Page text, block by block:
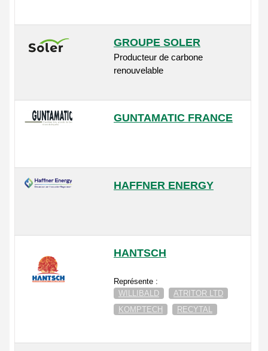
GROUPE SOLER
Producteur de carbone
renouvelable
GUNTAMATIC FRANCE
HAFFNER ENERGY
HANTSCH
Représente :
WILLIBALD
ATRITOR LTD
KOMPTECH
RECYTAL